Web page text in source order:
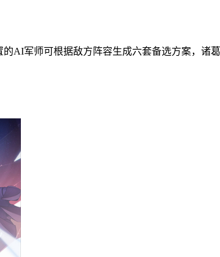
AI军师可根据敌方阵容生成六套备选方案，诸